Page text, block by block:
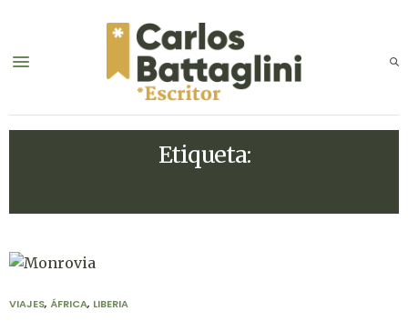
Etiqueta:
VIAJES, ÁFRICA, LIBERIA